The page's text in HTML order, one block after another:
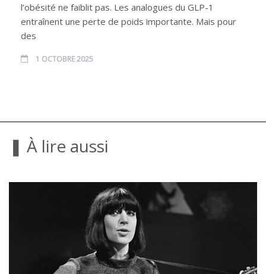
l’obésité ne faiblit pas. Les analogues du GLP-1
entraînent une perte de poids importante. Mais pour
des
1 OCTOBRE 2025
❚ À lire aussi